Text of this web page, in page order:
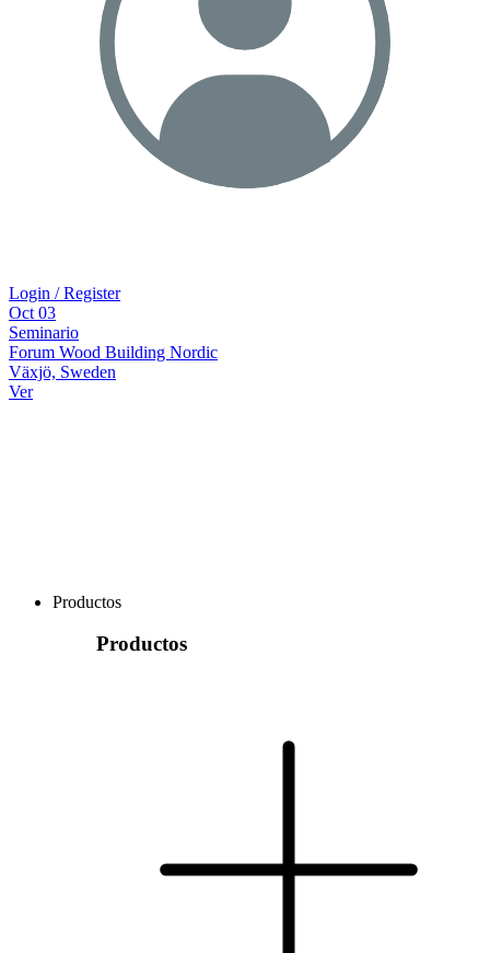
Login / Register
Oct 03
Seminario
Forum Wood Building Nordic
Växjö, Sweden
Ver
Productos
Productos